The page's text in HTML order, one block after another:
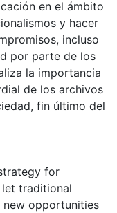
en el ámbito
y hacer
incluso
por parte de los
la importancia
de los archivos
fin último del
for
let traditional
opportunities